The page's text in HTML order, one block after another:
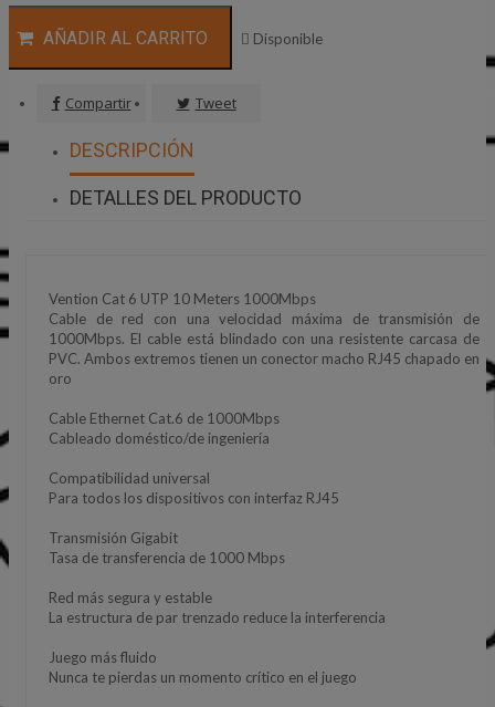
AÑADIR AL CARRITO  Disponible
Compartir Tweet
DESCRIPCIÓN
DETALLES DEL PRODUCTO
Vention Cat 6 UTP 10 Meters 1000Mbps
Cable de red con una velocidad máxima de transmisión de
1000Mbps. El cable está blindado con una resistente carcasa de
PVC. Ambos extremos tienen un conector macho RJ45 chapado en
oro
Cable Ethernet Cat.6 de 1000Mbps
Cableado doméstico/de ingeniería
Compatibilidad universal
Para todos los dispositivos con interfaz RJ45
Transmisión Gigabit
Tasa de transferencia de 1000 Mbps
Red más segura y estable
La estructura de par trenzado reduce la interferencia
Juego más fluido
Nunca te pierdas un momento crítico en el juego